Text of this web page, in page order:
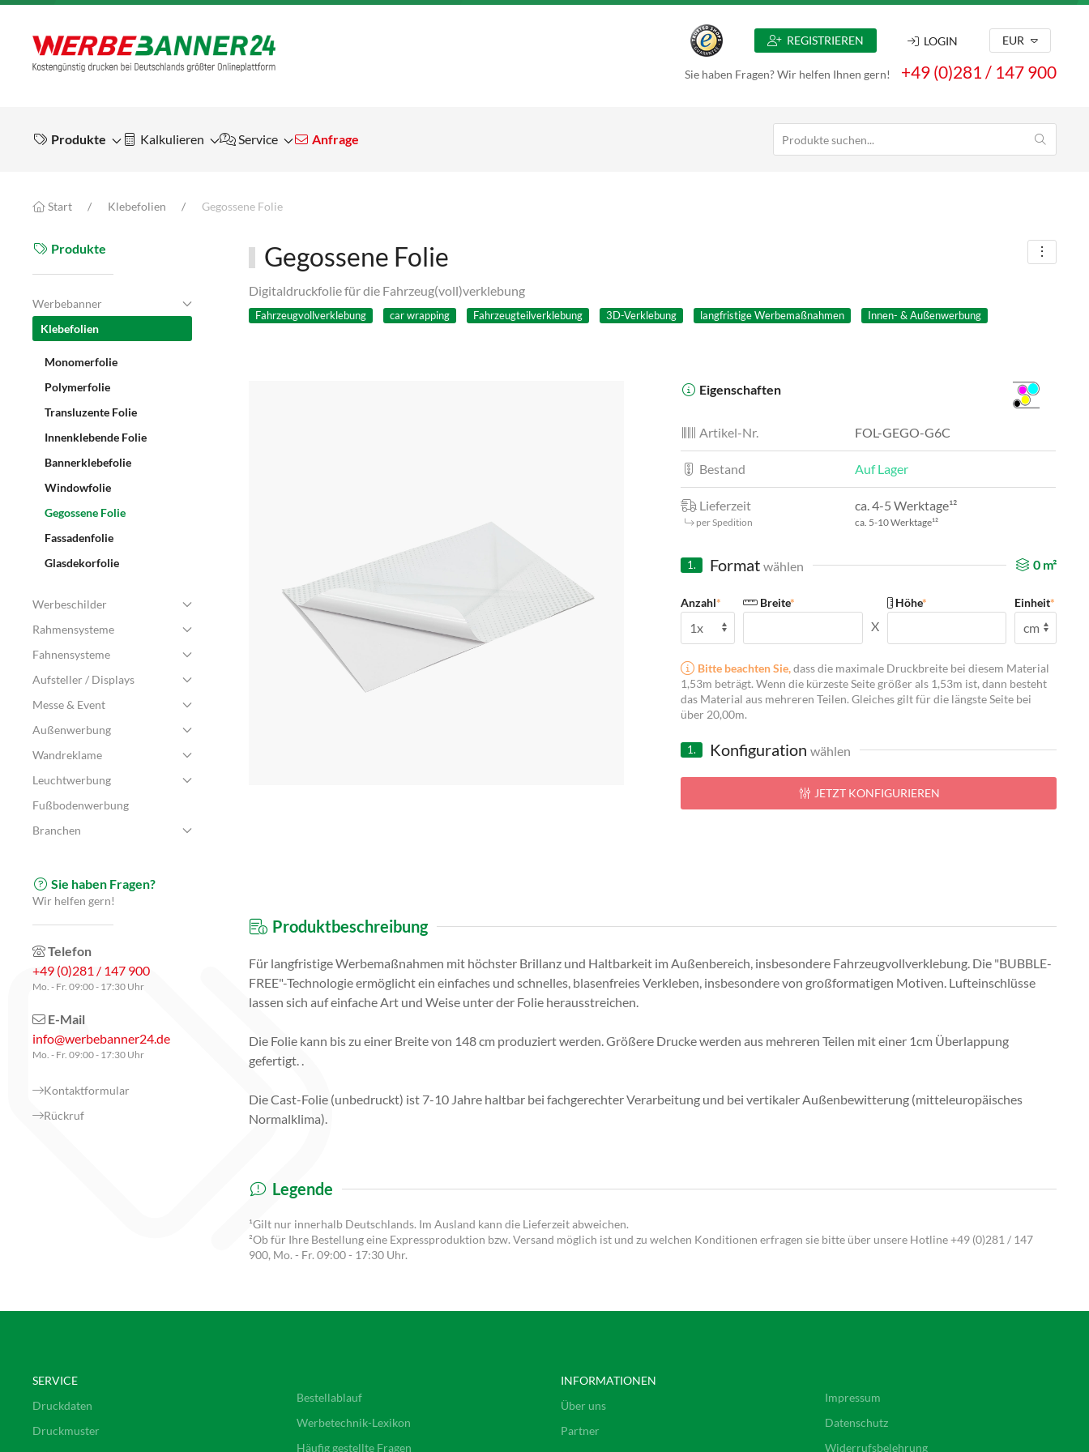
REGISTRIEREN LOGIN EUR
Sie haben Fragen? Wir helfen Ihnen gern! +49 (0)281 / 147 900
Produkte Kalkulieren Service Anfrage
Start Klebefolien Gegossene Folie
Produkte
Werbebanner
Klebefolien
Monomerfolie
Polymerfolie
Transluzente Folie
Innenklebende Folie
Bannerklebefolie
Windowfolie
Gegossene Folie
Fassadenfolie
Glasdekorfolie
Werbeschilder
Rahmensysteme
Fahnensysteme
Aufsteller / Displays
Messe & Event
Außenwerbung
Wandreklame
Leuchtwerbung
Fußbodenwerbung
Branchen
Sie haben Fragen?
Wir helfen gern!
Telefon
+49 (0)281 / 147 900
Mo. - Fr. 09:00 - 17:30 Uhr
E-Mail
info@werbebanner24.de
Mo. - Fr. 09:00 - 17:30 Uhr
Kontaktformular
Rückruf
Gegossene Folie
Digitaldruckfolie für die Fahrzeug(voll)verklebung
Fahrzeugvollverklebung car wrapping Fahrzeugteilverklebung 3D-Verklebung langfristige Werbemaßnahmen Innen- & Außenwerbung
Eigenschaften
Artikel-Nr. FOL-GEGO-G6C
Bestand Auf Lager
Lieferzeit
per Spedition
ca. 4-5 Werktage¹²
ca. 5-10 Werktage¹²
1. Formatwählen 0 m²
Anzahl* Breite*
X
Höhe* Einheit*
Bitte beachten Sie,dass die maximale Druckbreite bei diesem Material
1,53m beträgt. Wenn die kürzeste Seite größer als 1,53m ist, dann besteht
das Material aus mehreren Teilen. Gleiches gilt für die längste Seite bei
über 20,00m.
1. Konfigurationwählen
JETZT KONFIGURIEREN
Produktbeschreibung
Für langfristige Werbemaßnahmen mit höchster Brillanz und Haltbarkeit im Außenbereich, insbesondere Fahrzeugvollverklebung. Die "BUBBLE-
FREE"-Technologie ermöglicht ein einfaches und schnelles, blasenfreies Verkleben, insbesondere von großformatigen Motiven. Lufteinschlüsse
lassen sich auf einfache Art und Weise unter der Folie herausstreichen.
Die Folie kann bis zu einer Breite von 148 cm produziert werden. Größere Drucke werden aus mehreren Teilen mit einer 1cm Überlappung
gefertigt. .
Die Cast-Folie (unbedruckt) ist 7-10 Jahre haltbar bei fachgerechter Verarbeitung und bei vertikaler Außenbewitterung (mitteleuropäisches
Normalklima).
Legende
¹Gilt nur innerhalb Deutschlands. Im Ausland kann die Lieferzeit abweichen.
²Ob für Ihre Bestellung eine Expressproduktion bzw. Versand möglich ist und zu welchen Konditionen erfragen sie bitte über unsere Hotline+49 (0)281 / 147
900, Mo. - Fr. 09:00 - 17:30 Uhr.
SERVICE
Druckdaten
Druckmuster
Bestellablauf
Werbetechnik-Lexikon
Häufig gestellte Fragen
INFORMATIONEN
Über uns
Partner
Impressum
Datenschutz
Widerrufsbelehrung